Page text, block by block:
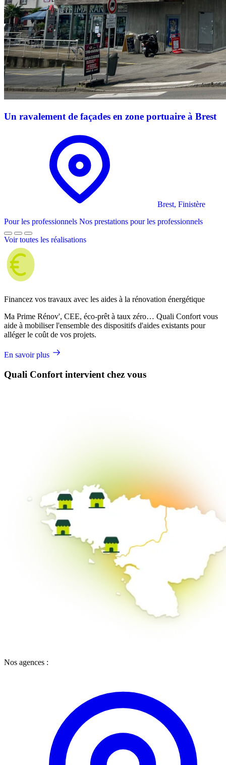
Un ravalement de façades en zone portuaire à Brest
Brest, Finistère
Pour les professionnels Nos prestations pour les professionnels
Voir toutes les réalisations
Financez vos travaux avec les aides à la rénovation énergétique
Ma Prime Rénov', CEE, éco-prêt à taux zéro… Quali Confort vous
aide à mobiliser l'ensemble des dispositifs d'aides existants pour
alléger le coût de vos projets.
En savoir plus
Quali Confort intervient chez vous
Nos agences :